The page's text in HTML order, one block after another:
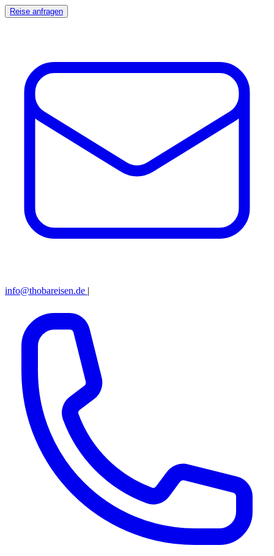
Reise anfragen
info@thobareisen.de |